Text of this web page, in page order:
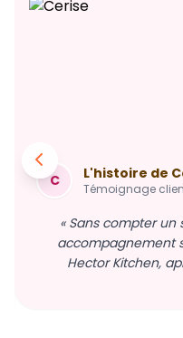
C L'histoire de
Témoignage
« Sans compter
accompagnement
Hector Kitchen,